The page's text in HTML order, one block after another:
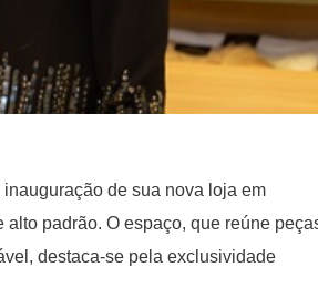
de sua nova loja em
padrão. O espaço, que reúne
destaca-se pela exclusividade